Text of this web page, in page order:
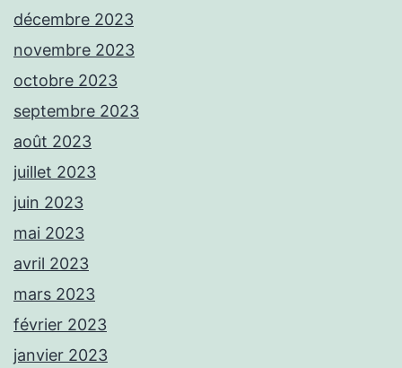
décembre 2023
novembre 2023
octobre 2023
septembre 2023
août 2023
juillet 2023
juin 2023
mai 2023
avril 2023
mars 2023
février 2023
janvier 2023